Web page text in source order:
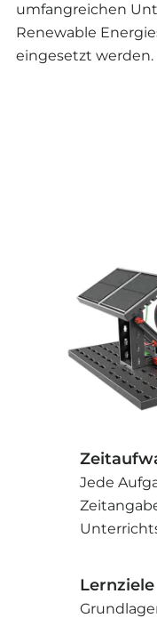
umfangreichen
Renewable
eingesetzt werden.
Jede
Lernziele